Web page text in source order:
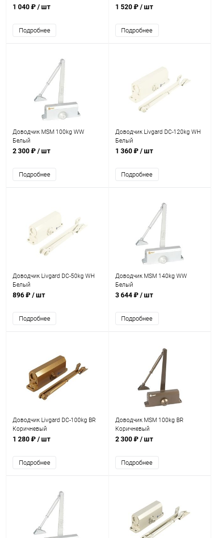
1 040 ₽/ шт
Подробнее
1 520 ₽/ шт
Подробнее
Доводчик MSM 100kg WW
Белый
2 300 ₽/ шт
Подробнее
Доводчик Livgard DC-120kg WH
Белый
1 360 ₽/ шт
Подробнее
Доводчик Livgard DC-50kg WH
Белый
896 ₽/ шт
Подробнее
Доводчик MSM 140kg WW
Белый
3 644 ₽/ шт
Подробнее
Доводчик Livgard DC-100kg BR
Коричневый
1 280 ₽/ шт
Подробнее
Доводчик MSM 100kg BR
Коричневый
2 300 ₽/ шт
Подробнее